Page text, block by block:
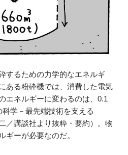
するための力学的なエネルギ
ある粉砕機では、消費した電気
エネルギーに変わるのは、0.1
学－最先端技術を支える
／講談社より抜粋・要約）。物
ギーが必要なのだ。